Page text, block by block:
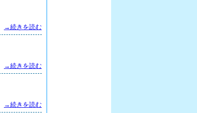
→続きを読む
→続きを読む
→続きを読む